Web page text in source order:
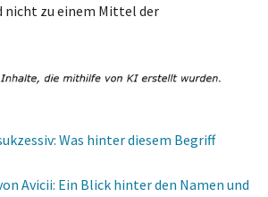
nicht zu einem Mittel der
Was hinter diesem Begriff
Avicii: Ein Blick hinter den Namen und